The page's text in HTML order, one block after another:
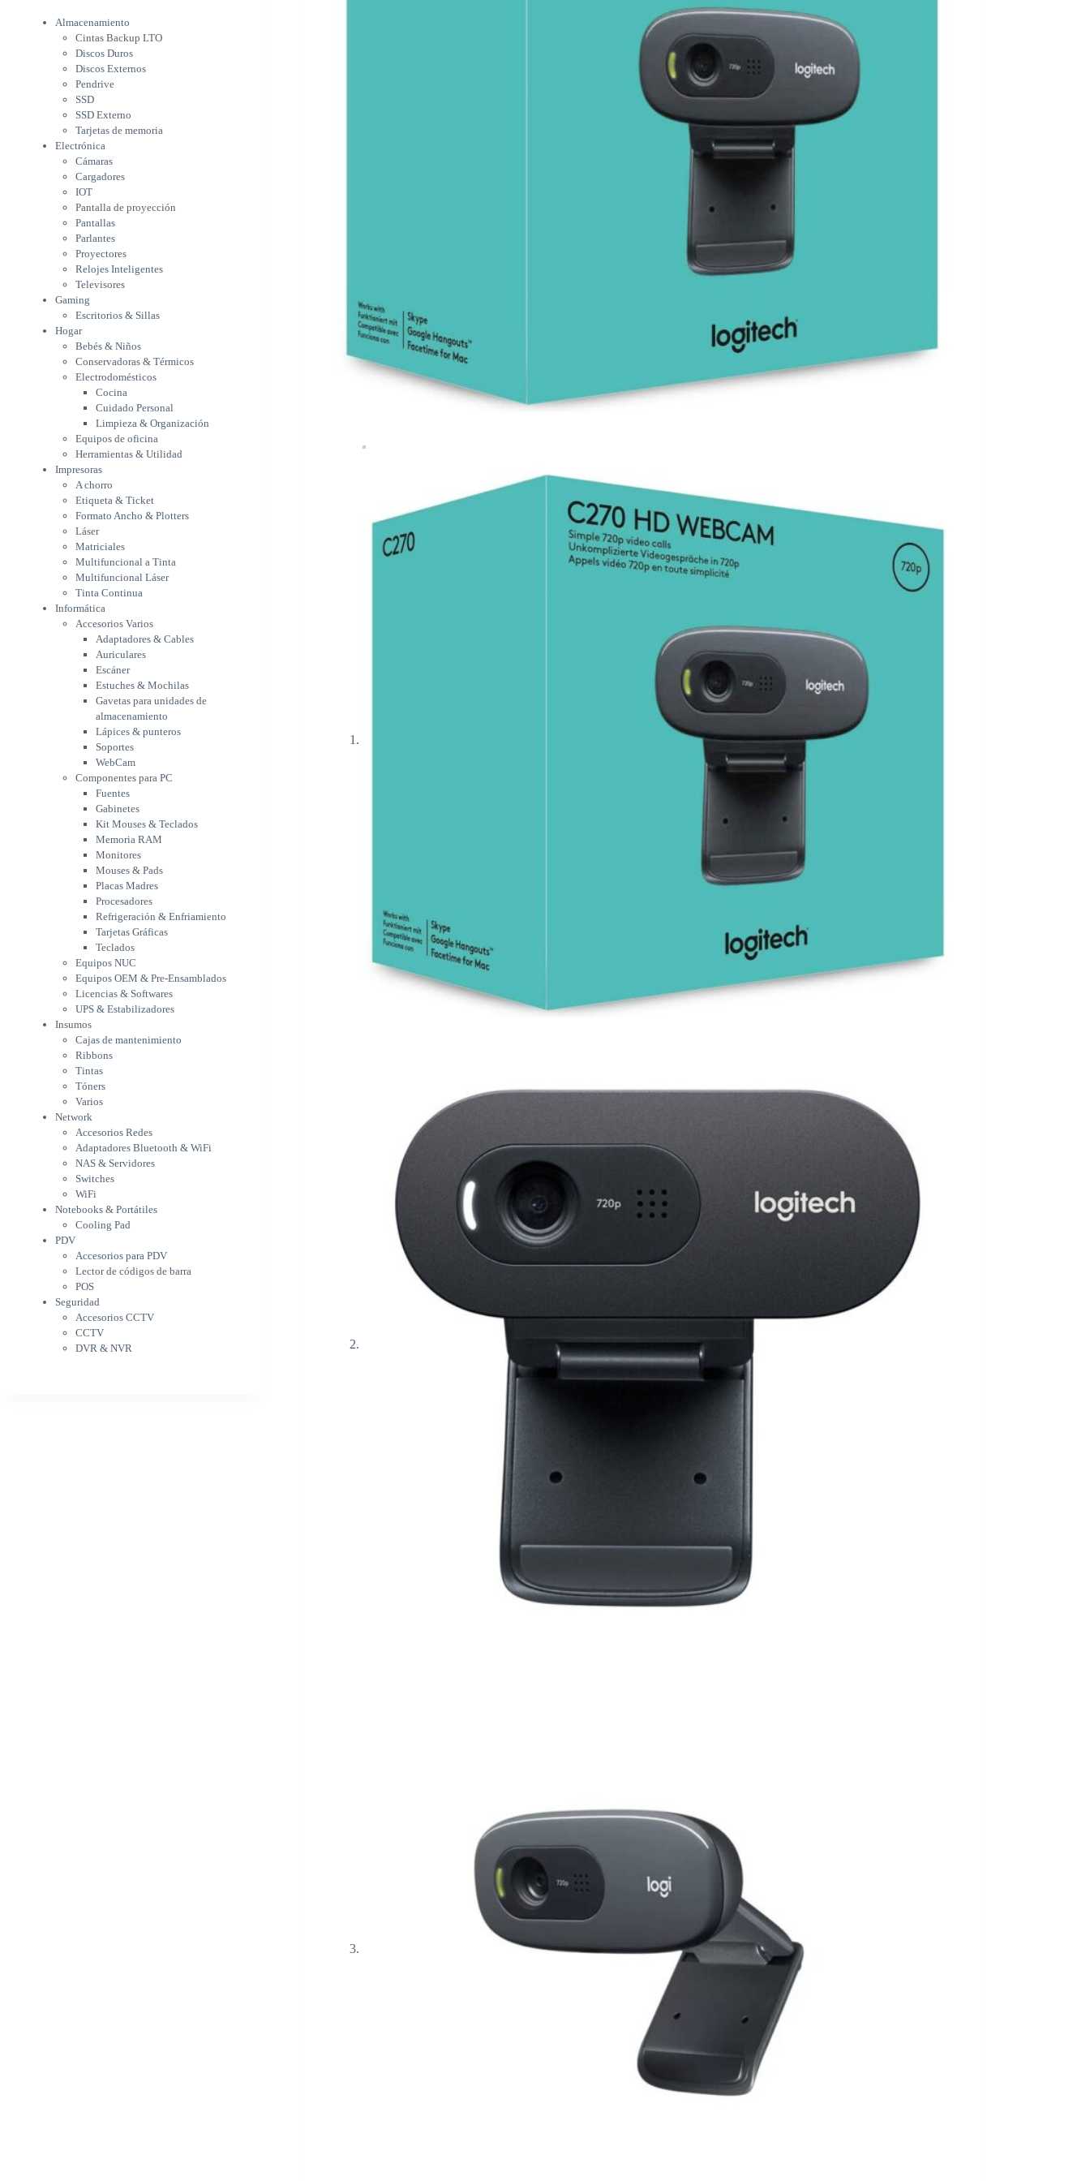
Cámaras
Cargadores
IOT
Pantalla de proyección
Pantallas
Parlantes
Proyectores
Relojes Inteligentes
Televisores
Gaming
Escritorios & Sillas
Hogar
Bebés & Niños
Conservadoras & Térmicos
Electrodomésticos
Cocina
Cuidado Personal
Equipos de oficina
Impresoras
A chorro
Etiqueta & Ticket
Formato Ancho & Plotters
Láser
Matriciales
Multifuncional a Tinta
Multifuncional Láser
Tinta Continua
Informática
Accesorios Varios
Adaptadores & Cables
Auriculares
Escáner
Estuches & Mochilas
Gavetas para unidades de
Lápices & punteros
Soportes
WebCam
Componentes para PC
Fuentes
Gabinetes
Kit Mouses & Teclados
Memoria RAM
Monitores
Mouses & Pads
Placas Madres
Procesadores
Refrigeración &
Enfriamiento
Tarjetas Gráficas
Teclados
Equipos NUC
Equipos OEM & Pre-
Ensamblados
Licencias & Softwares
UPS & Estabilizadores
Insumos
Cajas de mantenimiento
Ribbons
Tintas
Tóners
Varios
Network
Accesorios Redes
Adaptadores Bluetooth &
WiFi
NAS & Servidores
Switches
WiFi
Notebooks & Portátiles
Cargador para notebook
Cooling Pad
PDV
Accesorios para PDV
POS
Seguridad
Accesorios CCTV
CCTV
DVR & NVR
Sin categorizar
Almacenamiento
Cintas Backup LTO
Discos Duros
Discos Externos
Pendrive
SSD
SSD Externo
Tarjetas de memoria
Electrónica
Cámaras
Cargadores
IOT
Pantalla de proyección
Pantallas
Parlantes
Proyectores
Relojes Inteligentes
Televisores
Gaming
Escritorios & Sillas
Hogar
Bebés & Niños
Conservadoras & Térmicos
Electrodomésticos
Cocina
Cuidado Personal
Limpieza & Organización
Equipos de oficina
Herramientas & Utilidad
Impresoras
A chorro
Etiqueta & Ticket
Formato Ancho & Plotters
Láser
Matriciales
Multifuncional a Tinta
Multifuncional Láser
Tinta Continua
Informática
Accesorios Varios
Adaptadores & Cables
Auriculares
Escáner
Estuches & Mochilas
Gavetas para unidades de
almacenamiento
Lápices & punteros
Soportes
WebCam
Componentes para PC
Fuentes
Gabinetes
Kit Mouses & Teclados
Memoria RAM
Monitores
Mouses & Pads
Placas Madres
Procesadores
Refrigeración & Enfriamiento
Tarjetas Gráficas
Teclados
Equipos NUC
Equipos OEM & Pre-Ensamblados
Licencias & Softwares
UPS & Estabilizadores
Insumos
Cajas de mantenimiento
Ribbons
Tintas
Tóners
Varios
Network
Accesorios Redes
Adaptadores Bluetooth & WiFi
NAS & Servidores
Switches
WiFi
Notebooks & Portátiles
Cooling Pad
PDV
Accesorios para PDV
Lector de códigos de barra
POS
Seguridad
Accesorios CCTV
CCTV
DVR & NVR